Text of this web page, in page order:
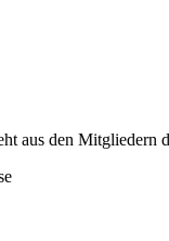
aus den Mitgliedern